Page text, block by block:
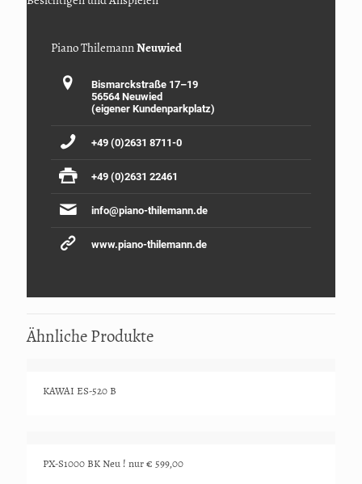
Piano ThilemannNeuwied
Bismarckstraße 17–19
56564 Neuwied
(eigener Kundenparkplatz)
+49 (0)2631 8711-0
+49 (0)2631 22461
info@piano-thilemann.de
www.piano-thilemann.de
Ähnliche Produkte
KAWAI ES-520 B
PX-S1000 BK Neu ! nur € 599,00